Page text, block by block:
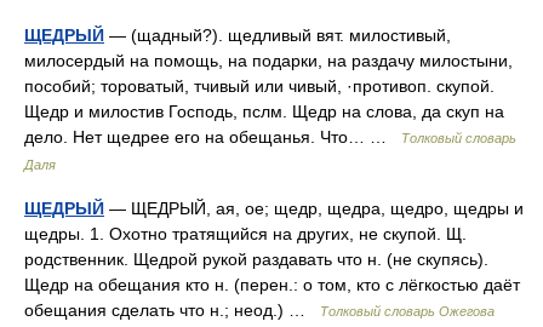
ЩЕДРЫЙ — (щадный?). щедливый вят. милостивый,
милосердый на помощь, на подарки, на раздачу милостыни,
пособий; тороватый, тчивый или чивый, ·противоп. скупой.
Щедр и милостив Господь, пслм. Щедр на слова, да скуп на
дело. Нет щедрее его на обещанья. Что… …
Толковый словарь
Даля
ЩЕДРЫЙ — ЩЕДРЫЙ, ая, ое; щедр, щедра, щедро, щедры и
щедры. 1. Охотно тратящийся на других, не скупой. Щ.
родственник. Щедрой рукой раздавать что н. (не скупясь).
Щедр на обещания кто н. (перен.: о том, кто с лёгкостью даёт
обещания сделать что н.; неод.) …
Толковый словарь Ожегова